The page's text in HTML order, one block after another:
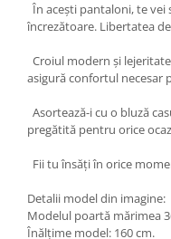
În acești pantaloni, te
încrezătoare. Libertatea
Croiul modern și
asigură confortul necesar
Asortează-i cu o bluză
pregătită pentru orice
Fii tu însăți în orice
Detalii model din imagine:
Modelul poartă mărimea
Înălțime model: 160 cm.